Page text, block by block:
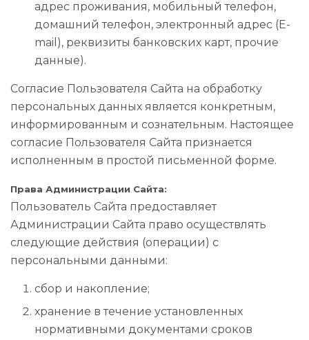
адрес проживания, мобильный телефон,
домашний телефон, электронный адрес (E-
mail), реквизиты банковских карт, прочие
данные).
Согласие Пользователя Сайта на обработку
персональных данных является конкретным,
информированным и сознательным. Настоящее
согласие Пользователя Сайта признается
исполненным в простой письменной форме.
Права Администрации Сайта:
Пользователь Сайта предоставляет
Администрации Сайта право осуществлять
следующие действия (операции) с
персональными данными:
сбор и накопление;
хранение в течение установленных
нормативными документами сроков